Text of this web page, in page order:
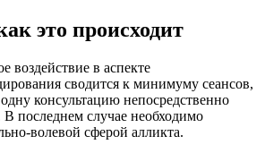
это происходит
воздействие в аспекте
сводится к минимуму сеансов,
консультацию непосредственно
последнем случае необходимо
волевой сферой алликта.